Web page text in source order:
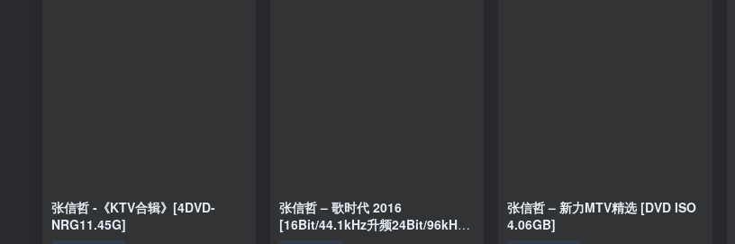
张信哲 -《KTV合辑》[4DVD-
NRG11.45G]
张信哲 – 歌时代 2016
[16Bit/44.1kHz升频24Bit/96kHz]
张信哲 – 新力MTV精选 [DVD ISO
4.06GB]